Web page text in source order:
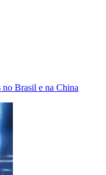
no Brasil e na China